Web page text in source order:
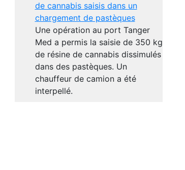
de cannabis saisis dans un
chargement de pastèques
Une opération au port Tanger
Med a permis la saisie de 350 kg
de résine de cannabis dissimulés
dans des pastèques. Un
chauffeur de camion a été
interpellé.